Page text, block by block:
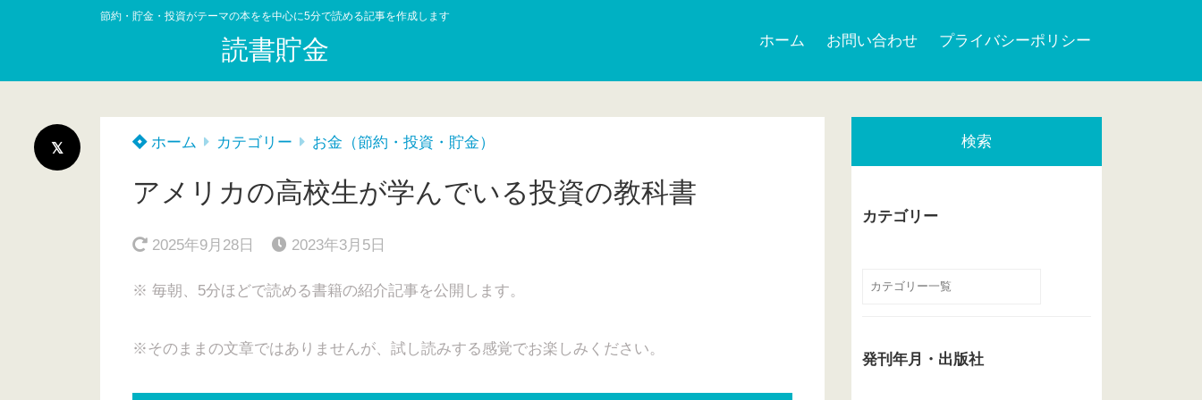
節約・貯金・投資がテーマの本をを中心に5分で読める記事を作成します
読書貯金 ホーム お問い合わせ プライバシーポリシー
ホーム カテゴリー お金（節約・投資・貯金）
アメリカの高校生が学んでいる投資の教科書
2025年9月28日 2023年3月5日
※ 毎朝、5分ほどで読める書籍の紹介記事を公開します。
※そのままの文章ではありませんが、試し読みする感覚でお楽しみください。
検索
カテゴリー
発刊年月・出版社